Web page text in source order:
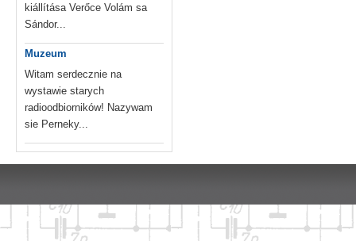
kiállítása Verőce Volám sa
Sándor...
Muzeum
Witam serdecznie na
wystawie starych
radioodbiorników! Nazywam
sie Perneky...